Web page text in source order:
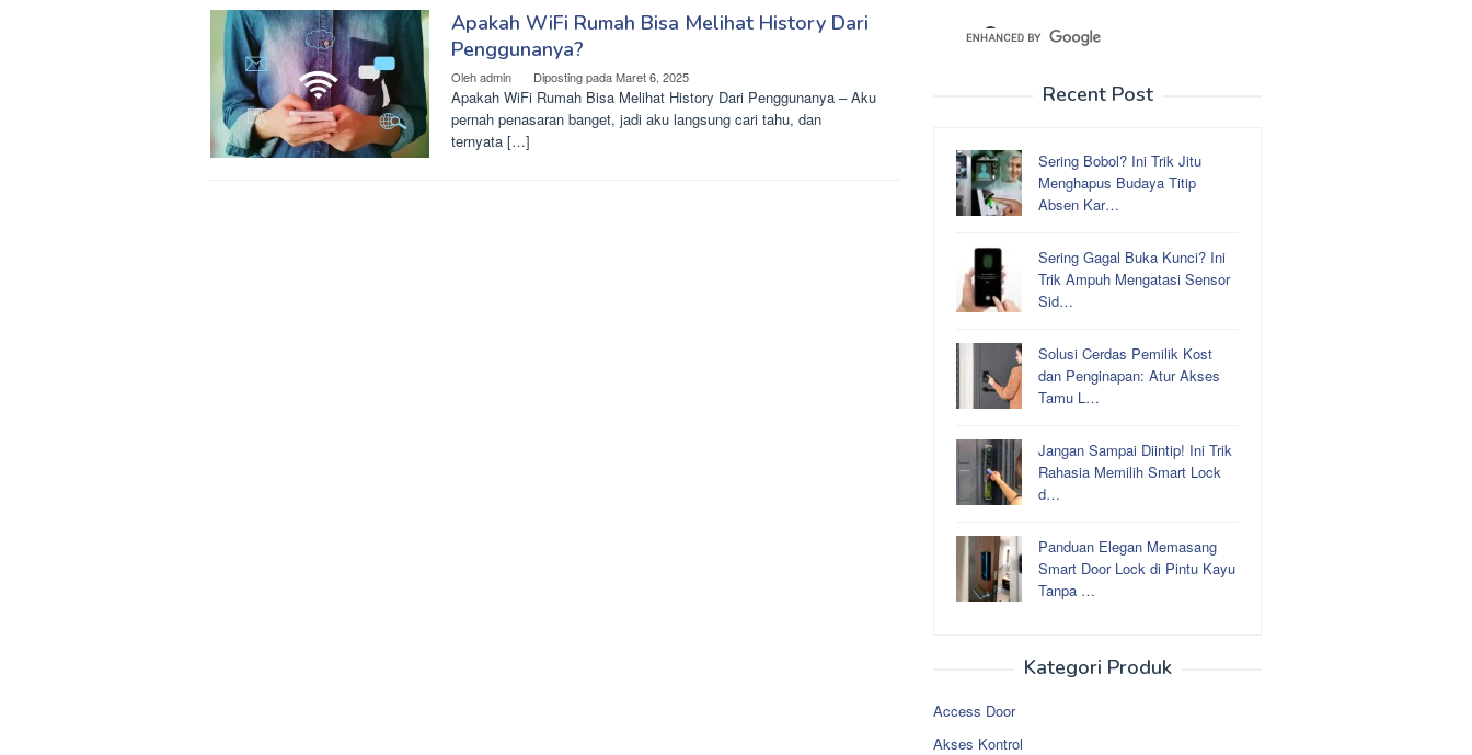
Apakah WiFi Rumah Bisa Melihat History Dari
Penggunanya?
Olehadmin Diposting padaMaret 6, 2025
Apakah WiFi Rumah Bisa Melihat History Dari Penggunanya – Aku
pernah penasaran banget, jadi aku langsung cari tahu, dan
ternyata […]
Recent Post
Sering Bobol? Ini Trik Jitu
Menghapus Budaya Titip
Absen Kar…
Sering Gagal Buka Kunci? Ini
Trik Ampuh Mengatasi Sensor
Sid…
Solusi Cerdas Pemilik Kost
dan Penginapan: Atur Akses
Tamu L…
Jangan Sampai Diintip! Ini Trik
Rahasia Memilih Smart Lock
d…
Panduan Elegan Memasang
Smart Door Lock di Pintu Kayu
Tanpa …
Kategori Produk
Access Door
Akses Kontrol